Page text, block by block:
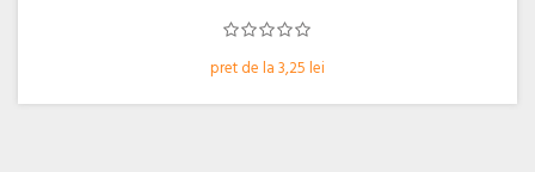
pret de la 3,25 lei